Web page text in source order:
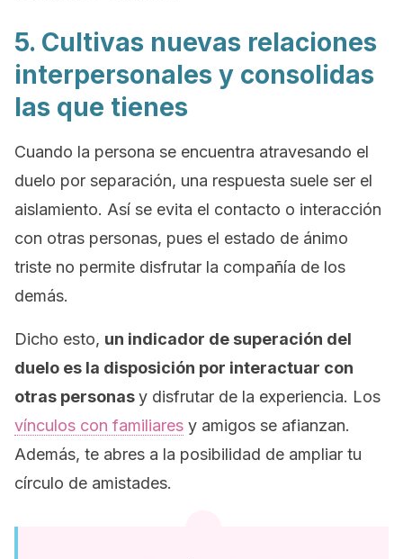
5. Cultivas nuevas relaciones
interpersonales y consolidas
las que tienes
Cuando la persona se encuentra atravesando el
duelo por separación, una respuesta suele ser el
aislamiento. Así se evita el contacto o interacción
con otras personas, pues el estado de ánimo
triste no permite disfrutar la compañía de los
demás.
Dicho esto, un indicador de superación del
duelo es la disposición por interactuar con
otras personasy disfrutar de la experiencia. Los
vínculos con familiares y amigos se afianzan.
Además, te abres a la posibilidad de ampliar tu
círculo de amistades.